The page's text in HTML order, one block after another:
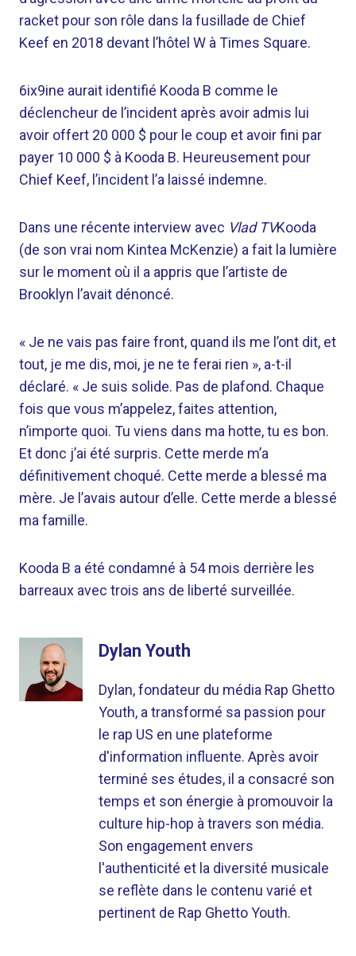
racket pour son rôle dans la fusillade de Chief
Keef en 2018 devant l’hôtel W à Times Square.
6ix9ine aurait identifié Kooda B comme le
déclencheur de l’incident après avoir admis lui
avoir offert 20 000 $ pour le coup et avoir fini par
payer 10 000 $ à Kooda B. Heureusement pour
Chief Keef, l’incident l’a laissé indemne.
Dans une récente interview avec Vlad TVKooda
(de son vrai nom Kintea McKenzie) a fait la lumière
sur le moment où il a appris que l’artiste de
Brooklyn l’avait dénoncé.
« Je ne vais pas faire front, quand ils me l’ont dit, et
tout, je me dis, moi, je ne te ferai rien », a-t-il
déclaré. « Je suis solide. Pas de plafond. Chaque
fois que vous m’appelez, faites attention,
n’importe quoi. Tu viens dans ma hotte, tu es bon.
Et donc j’ai été surpris. Cette merde m’a
définitivement choqué. Cette merde a blessé ma
mère. Je l’avais autour d’elle. Cette merde a blessé
ma famille.
Kooda B a été condamné à 54 mois derrière les
barreaux avec trois ans de liberté surveillée.
Dylan Youth
Dylan, fondateur du média Rap Ghetto
Youth, a transformé sa passion pour
le rap US en une plateforme
d'information influente. Après avoir
terminé ses études, il a consacré son
temps et son énergie à promouvoir la
culture hip-hop à travers son média.
Son engagement envers
l'authenticité et la diversité musicale
se reflète dans le contenu varié et
pertinent de Rap Ghetto Youth.